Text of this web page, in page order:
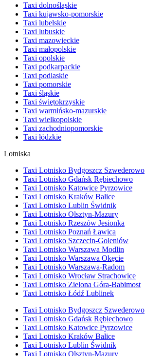
Taxi dolnośląskie
Taxi kujawsko-pomorskie
Taxi lubelskie
Taxi lubuskie
Taxi mazowieckie
Taxi małopolskie
Taxi opolskie
Taxi podkarpackie
Taxi podlaskie
Taxi pomorskie
Taxi śląskie
Taxi świętokrzyskie
Taxi warmińsko-mazurskie
Taxi wielkopolskie
Taxi zachodniopomorskie
Taxi łódzkie
Lotniska
Taxi Lotnisko Bydgoszcz Szwederowo
Taxi Lotnisko Gdańsk Rębiechowo
Taxi Lotnisko Katowice Pyrzowice
Taxi Lotnisko Kraków Balice
Taxi Lotnisko Lublin Świdnik
Taxi Lotnisko Olsztyn-Mazury
Taxi Lotnisko Rzeszów Jesionka
Taxi Lotnisko Poznań Ławica
Taxi Lotnisko Szczecin-Goleniów
Taxi Lotnisko Warszawa Modlin
Taxi Lotnisko Warszawa Okęcie
Taxi Lotnisko Warszawa-Radom
Taxi Lotnisko Wrocław Strachowice
Taxi Lotnisko Zielona Góra-Babimost
Taxi Lotnisko Łódź Lublinek
Taxi Lotnisko Bydgoszcz Szwederowo
Taxi Lotnisko Gdańsk Rębiechowo
Taxi Lotnisko Katowice Pyrzowice
Taxi Lotnisko Kraków Balice
Taxi Lotnisko Lublin Świdnik
Taxi Lotnisko Olsztyn-Mazury